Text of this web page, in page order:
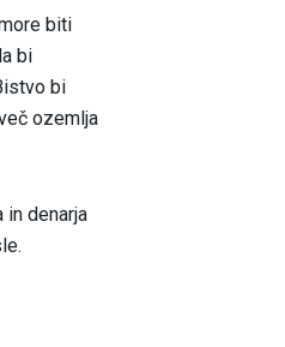
biti
bi
bi
ozemlja
in denarja